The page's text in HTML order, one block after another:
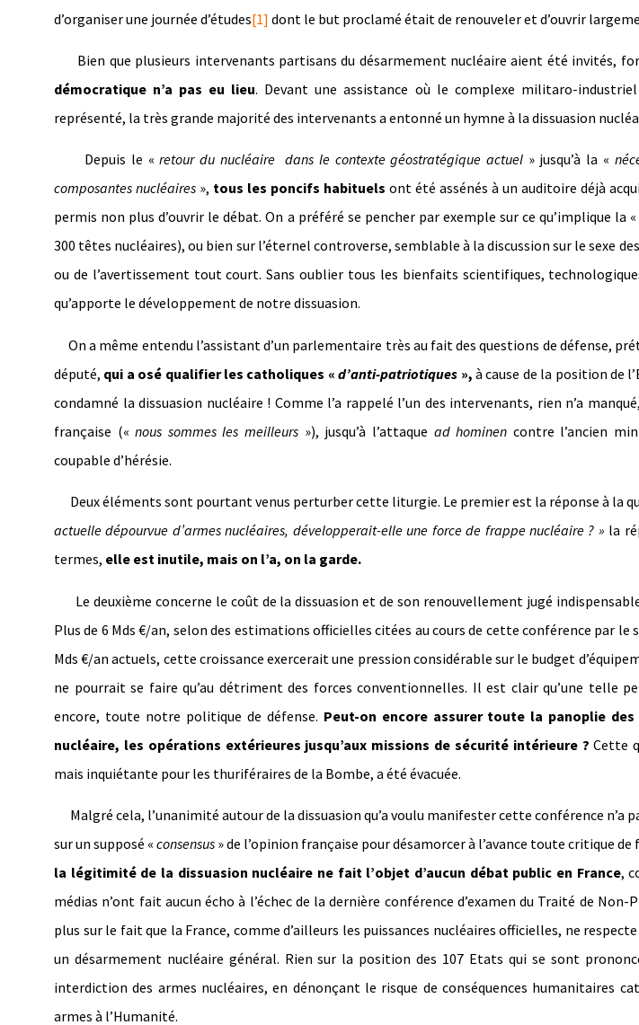
d’organiser une journée d’études[1] dont le but proclamé était de renouveler et d’ouvrir
Bien que plusieurs intervenants partisans du désarmement nucléaire aient été invités,
démocratique n’a pas eu lieu. Devant une assistance où le complexe militaro-
représenté, la très grande majorité des intervenants a entonné un hymne à la dissuasion
Depuis le «retour du nucléaire dans le contexte géostratégique actuel» jusqu’à la «
composantes nucléaires », tous les poncifs habituels ont été assénés à un auditoire déjà
permis non plus d’ouvrir le débat. On a préféré se pencher par exemple sur ce qu’implique la «
300 têtes nucléaires), ou bien sur l’éternel controverse, semblable à la discussion sur le sexe
ou de l’avertissement tout court. Sans oublier tous les bienfaits scientifiques,
qu’apporte le développement de notre dissuasion.
On a même entendu l’assistant d’un parlementaire très au fait des questions de défense,
député, qui a osé qualifier les catholiques « d’anti-patriotiques », à cause de la position de
condamné la dissuasion nucléaire ! Comme l’a rappelé l’un des intervenants, rien n’a
française («nous sommes les meilleurs »), jusqu’à l’attaque ad hominen contre l’ancien
coupable d’hérésie.
Deux éléments sont pourtant venus perturber cette liturgie. Le premier est la réponse à la
actuelle dépourvue d’armes nucléaires, développerait-elle une force de frappe nucléaire ? » la
termes, elle est inutile, mais on l’a, on la garde.
Le deuxième concerne le coût de la dissuasion et de son renouvellement jugé
Plus de 6 Mds €/an, selon des estimations officielles citées au cours de cette conférence par le
Mds €/an actuels, cette croissance exercerait une pression considérable sur le budget
ne pourrait se faire qu’au détriment des forces conventionnelles. Il est clair qu’une telle
encore, toute notre politique de défense. Peut-on encore assurer toute la panoplie
nucléaire, les opérations extérieures jusqu’aux missions de sécurité intérieure ? Cette
mais inquiétante pour les thuriféraires de la Bombe, a été évacuée.
Malgré cela, l’unanimité autour de la dissuasion qu’a voulu manifester cette conférence n’a
sur un supposé « consensus » de l’opinion française pour désamorcer à l’avance toute critique de
la légitimité de la dissuasion nucléaire ne fait l’objet d’aucun débat public en France,
médias n’ont fait aucun écho à l’échec de la dernière conférence d’examen du Traité de
plus sur le fait que la France, comme d’ailleurs les puissances nucléaires officielles, ne
un désarmement nucléaire général. Rien sur la position des 107 Etats qui se sont
interdiction des armes nucléaires, en dénonçant le risque de conséquences humanitaires
armes à l’Humanité.